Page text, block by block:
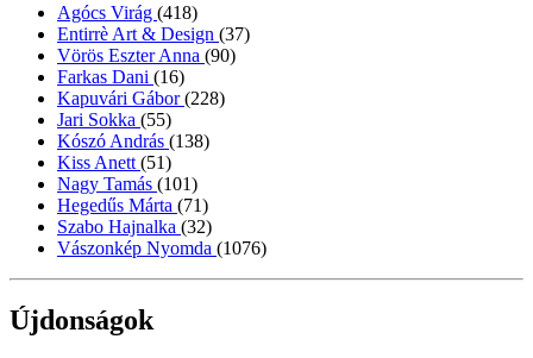
Agócs Virág (418)
Entirrè Art & Design (37)
Vörös Eszter Anna (90)
Farkas Dani (16)
Kapuvári Gábor(228)
Jari Sokka (55)
Kószó András (138)
Kiss Anett (51)
Nagy Tamás (101)
Hegedűs Márta (71)
Szabo Hajnalka (32)
Vászonkép Nyomda (1076)
Újdonságok